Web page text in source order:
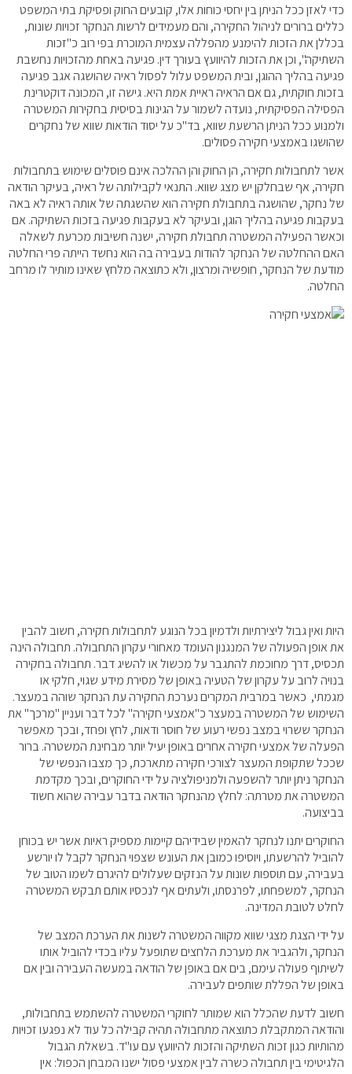
כדי לאזן ככל הניתן בין יחסי כוחות אלו, קובעים החוק ופסיקת בתי המשפט
כללים ברורים לניהול החקירה, והם מעמידים לרשות הנחקר זכויות שונות,
בכללן את הזכות להימנע מהפללה עצמית המוכרת בפי רוב כ"זכות
השתיקה", וכן את הזכות להיוועץ בעורך דין. פגיעה באחת מהזכויות נחשבת
פגיעה בהליך ההוגן, ובית המשפט עלול לפסול ראיה שהושגה אגב פגיעה
בזכות חוקתית, גם אם הראיה ראיית אמת היא. גישה זו, המכונה דוקטרינת
הפסילה הפסיקתית, נועדה לשמור על הגינות בסיסית בחקירות המשטרה
ולמנוע ככל הניתן הרשעת שווא, בד"כ על יסוד הודאות שווא של נחקרים
שהושגו באמצעי חקירה פסולים.
אשר לתחבולות חקירה, הן החוק והן ההלכה אינם פוסלים שימוש בתחבולות
חקירה, אף שבחלקן יש מצג שווא. התנאי לקבילותה של ראיה, בעיקר הודאה
של נחקר, שהושגה בתחבולת חקירה הוא שהשגתה של אותה ראיה לא באה
בעקבות פגיעה בהליך הוגן, ובעיקר לא בעקבות פגיעה בזכות השתיקה. אם
וכאשר הפעילה המשטרה תחבולת חקירה, ישנה חשיבות מכרעת לשאלה
האם ההחלטה של הנחקר להודות בעבירה בה הוא נחשד הייתה פרי החלטה
מודעת של הנחקר, חופשיה ומרצון, ולא כתוצאה מלחץ שאינו מותיר לו מרחב
החלטה.
היות ואין גבול ליצירתיות ולדמיון בכל הנוגע לתחבולות חקירה, חשוב להבין
את אופן הפעולה של המנגנון העומד מאחורי עקרון התחבולה. תחבולה הינה
תכסיס, דרך מחוכמת להתגבר על מכשול או להשיג דבר. תחבולה בחקירה
בנויה לרוב על עקרון של הטעיה באופן של מסירת מידע שגוי, חלקי או
מגמתי, כאשר במרבית המקרים נערכת החקירה עת הנחקר שוהה במעצר.
השימוש של המשטרה במעצר כ"אמצעי חקירה" לכל דבר ועניין "מרכך" את
הנחקר ששרוי במצב נפשי רעוע של חוסר ודאות, לחץ ופחד, ובכך מאפשר
הפעלה של אמצעי חקירה אחרים באופן יעיל יותר מבחינת המשטרה. ברור
שככל שתקופת המעצר לצורכי חקירה מתארכת, כך מצבו הנפשי של
הנחקר ניתן יותר להשפעה ולמניפולציה על ידי החוקרים, ובכך מקדמת
המשטרה את מטרתה: לחלץ מהנחקר הודאה בדבר עבירה שהוא חשוד
בביצועה.
החוקרים יתנו לנחקר להאמין שבידיהם קיימות מספיק ראיות אשר יש בכוחן
להוביל להרשעתו, ויוסיפו כמובן את העונש שצפוי הנחקר לקבל לו יורשע
בעבירה, עם תוספות שונות על הנזקים שעלולים להיגרם לשמו הטוב של
הנחקר, למשפחתו, לפרנסתו, ולעתים אף לנכסיו אותם תבקש המשטרה
לחלט לטובת המדינה.
על ידי הצגת מצגי שווא מקווה המשטרה לשנות את הערכת המצב של
הנחקר, ולהגביר את מערכת הלחצים שתופעל עליו בכדי להוביל אותו
לשיתוף פעולה עימם, בים אם באופן של הודאה במעשה העבירה ובין אם
באופן של הפללת שותפים לעבירה.
חשוב לדעת שהכלל הוא שמותר לחוקרי המשטרה להשתמש בתחבולות,
והודאה המתקבלת כתוצאה מתחבולה תהיה קבילה כל עוד לא נפגעו זכויות
מהותיות כגון זכות השתיקה והזכות להיוועץ עם עו"ד. בשאלת הגבול
הלגיטימי בין תחבולה כשרה לבין אמצעי פסול ישנו המבחן הכפול: אין